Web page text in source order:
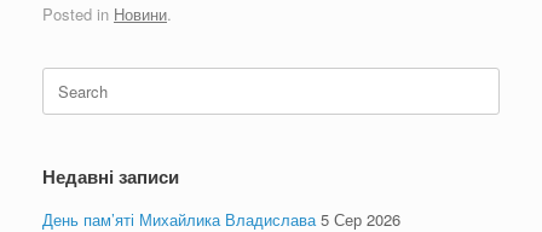
Posted in Новини.
Search
for:
Недавні записи
День пам’яті Михайлика Владислава 5 Сер 2026